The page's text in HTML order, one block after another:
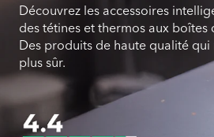
Découvrez les accessoires
des tétines et thermos aux
Des produits de haute qualité
plus sûr.